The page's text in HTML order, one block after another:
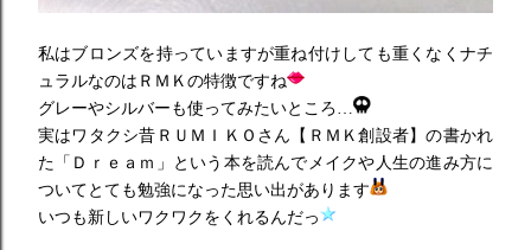
私はブロンズを持っていますが重ね付けしても重くなくナチ
ュラルなのはＲＭＫの特徴ですね
グレーやシルバーも使ってみたいところ…
実はワタクシ昔ＲＵＭＩＫＯさん【ＲＭＫ創設者】の書かれ
た「Ｄｒｅａｍ」という本を読んでメイクや人生の進み方に
ついてとても勉強になった思い出があります
いつも新しいワクワクをくれるんだっ